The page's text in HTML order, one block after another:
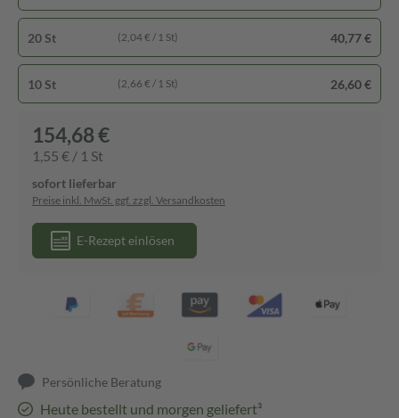
20 St (2,04 € / 1 St) 40,77 €
10 St (2,66 € / 1 St) 26,60 €
154,68 €
1,55 € / 1 St
sofort lieferbar
Preise inkl. MwSt. ggf. zzgl. Versandkosten
E-Rezept einlösen
Persönliche Beratung
Heute bestellt und morgen geliefert³